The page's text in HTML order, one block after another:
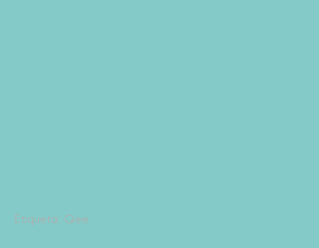
Etiqueta: Qee